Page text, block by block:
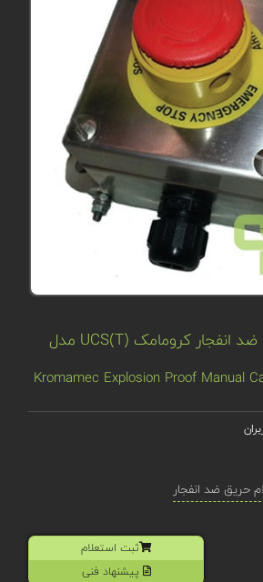
شستی اعلام حریق ضد انفجار کرومامک UCS(T) مدل
Kromamec Explosion Proof Manual
حریق ضد انفجار
ثبت استعلام
پیشنهاد فنی